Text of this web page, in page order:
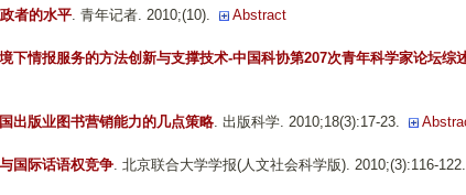
者的水平. 青年记者. 2010;(10). Abstract
下情报服务的方法创新与支撑技术-中国科协第207次青年科学家论坛综
出版业图书营销能力的几点策略. 出版科学. 2010;18(3):17-23.
国际话语权竞争. 北京联合大学学报(人文社会科学版). 2010;(3):116-122.